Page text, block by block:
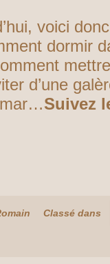
voici donc
dormir
d’une
Suivez
Classé dans